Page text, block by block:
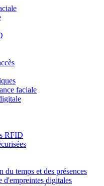
faciale
RFID
du temps et des présences
d'empreintes digitales